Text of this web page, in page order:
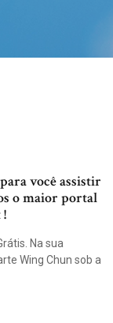
você assistir
o maior portal
Na sua
Wing Chun sob a